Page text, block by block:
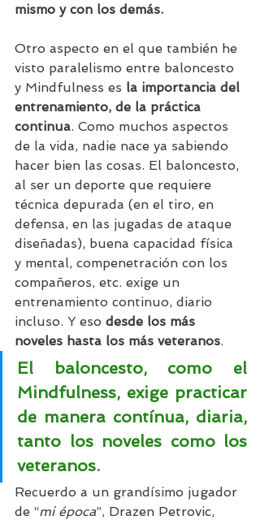
mismo y con los demás.
Otro aspecto en el que también he
visto paralelismo entre baloncesto
y Mindfulness es la importancia del
entrenamiento, de la práctica
continua. Como muchos aspectos
de la vida, nadie nace ya sabiendo
hacer bien las cosas. El baloncesto,
al ser un deporte que requiere
técnica depurada (en el tiro, en
defensa, en las jugadas de ataque
diseñadas), buena capacidad física
y mental, compenetración con los
compañeros, etc. exige un
entrenamiento continuo, diario
incluso. Y eso desde los más
noveles hasta los más veteranos.
El baloncesto, como el
Mindfulness, exige practicar
de manera contínua, diaria,
tanto los noveles como los
veteranos.
Recuerdo a un grandísimo jugador
de “mi época”, Drazen Petrovic,